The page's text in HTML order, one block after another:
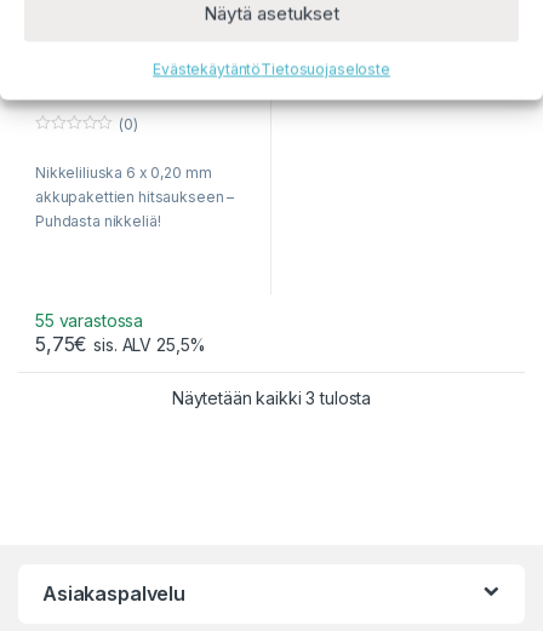
Näytä asetukset
EvästekäytäntöTietosuojaseloste
u
o
f
5
(0)
Nikkeliliuska 6 x 0,20 mm
akkupakettien hitsaukseen –
Puhdasta nikkeliä!
55 varastossa
5,75€ sis. ALV 25,5%
Näytetään kaikki 3 tulosta
Asiakaspalvelu